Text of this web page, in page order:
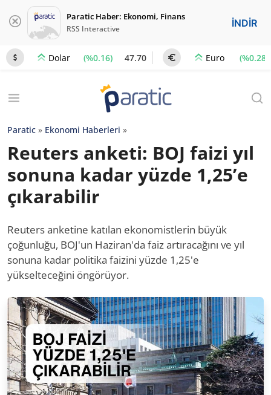
Paratic Haber: Ekonomi, Finans
RSS Interactive İNDİR
Dolar (%0.16) 47.70 Euro (%0.28)
Paratic » Ekonomi Haberleri »
Reuters anketi: BOJ faizi yıl
sonuna kadar yüzde 1,25’e
çıkarabilir
Reuters anketine katılan ekonomistlerin büyük
çoğunluğu, BOJ'un Haziran'da faiz artıracağını ve yıl
sonuna kadar politika faizini yüzde 1,25'e
yükselteceğini öngörüyor.